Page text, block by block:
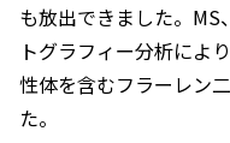
も放出できました。
トグラフィー分析によ
性体を含むフラーレン
た。